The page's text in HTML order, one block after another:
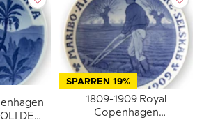
DEO
SPARREN 19%
1809-1909 Royal
Copenhagen